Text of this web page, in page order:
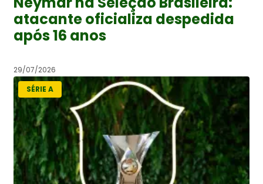
atacante oficializa despedida
após 16 anos
29/07/2026
SÉRIE A